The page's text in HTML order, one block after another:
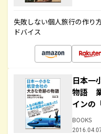
失敗しない個人旅行の作り
ドバイス
日本一
物語
インの
BOOKS